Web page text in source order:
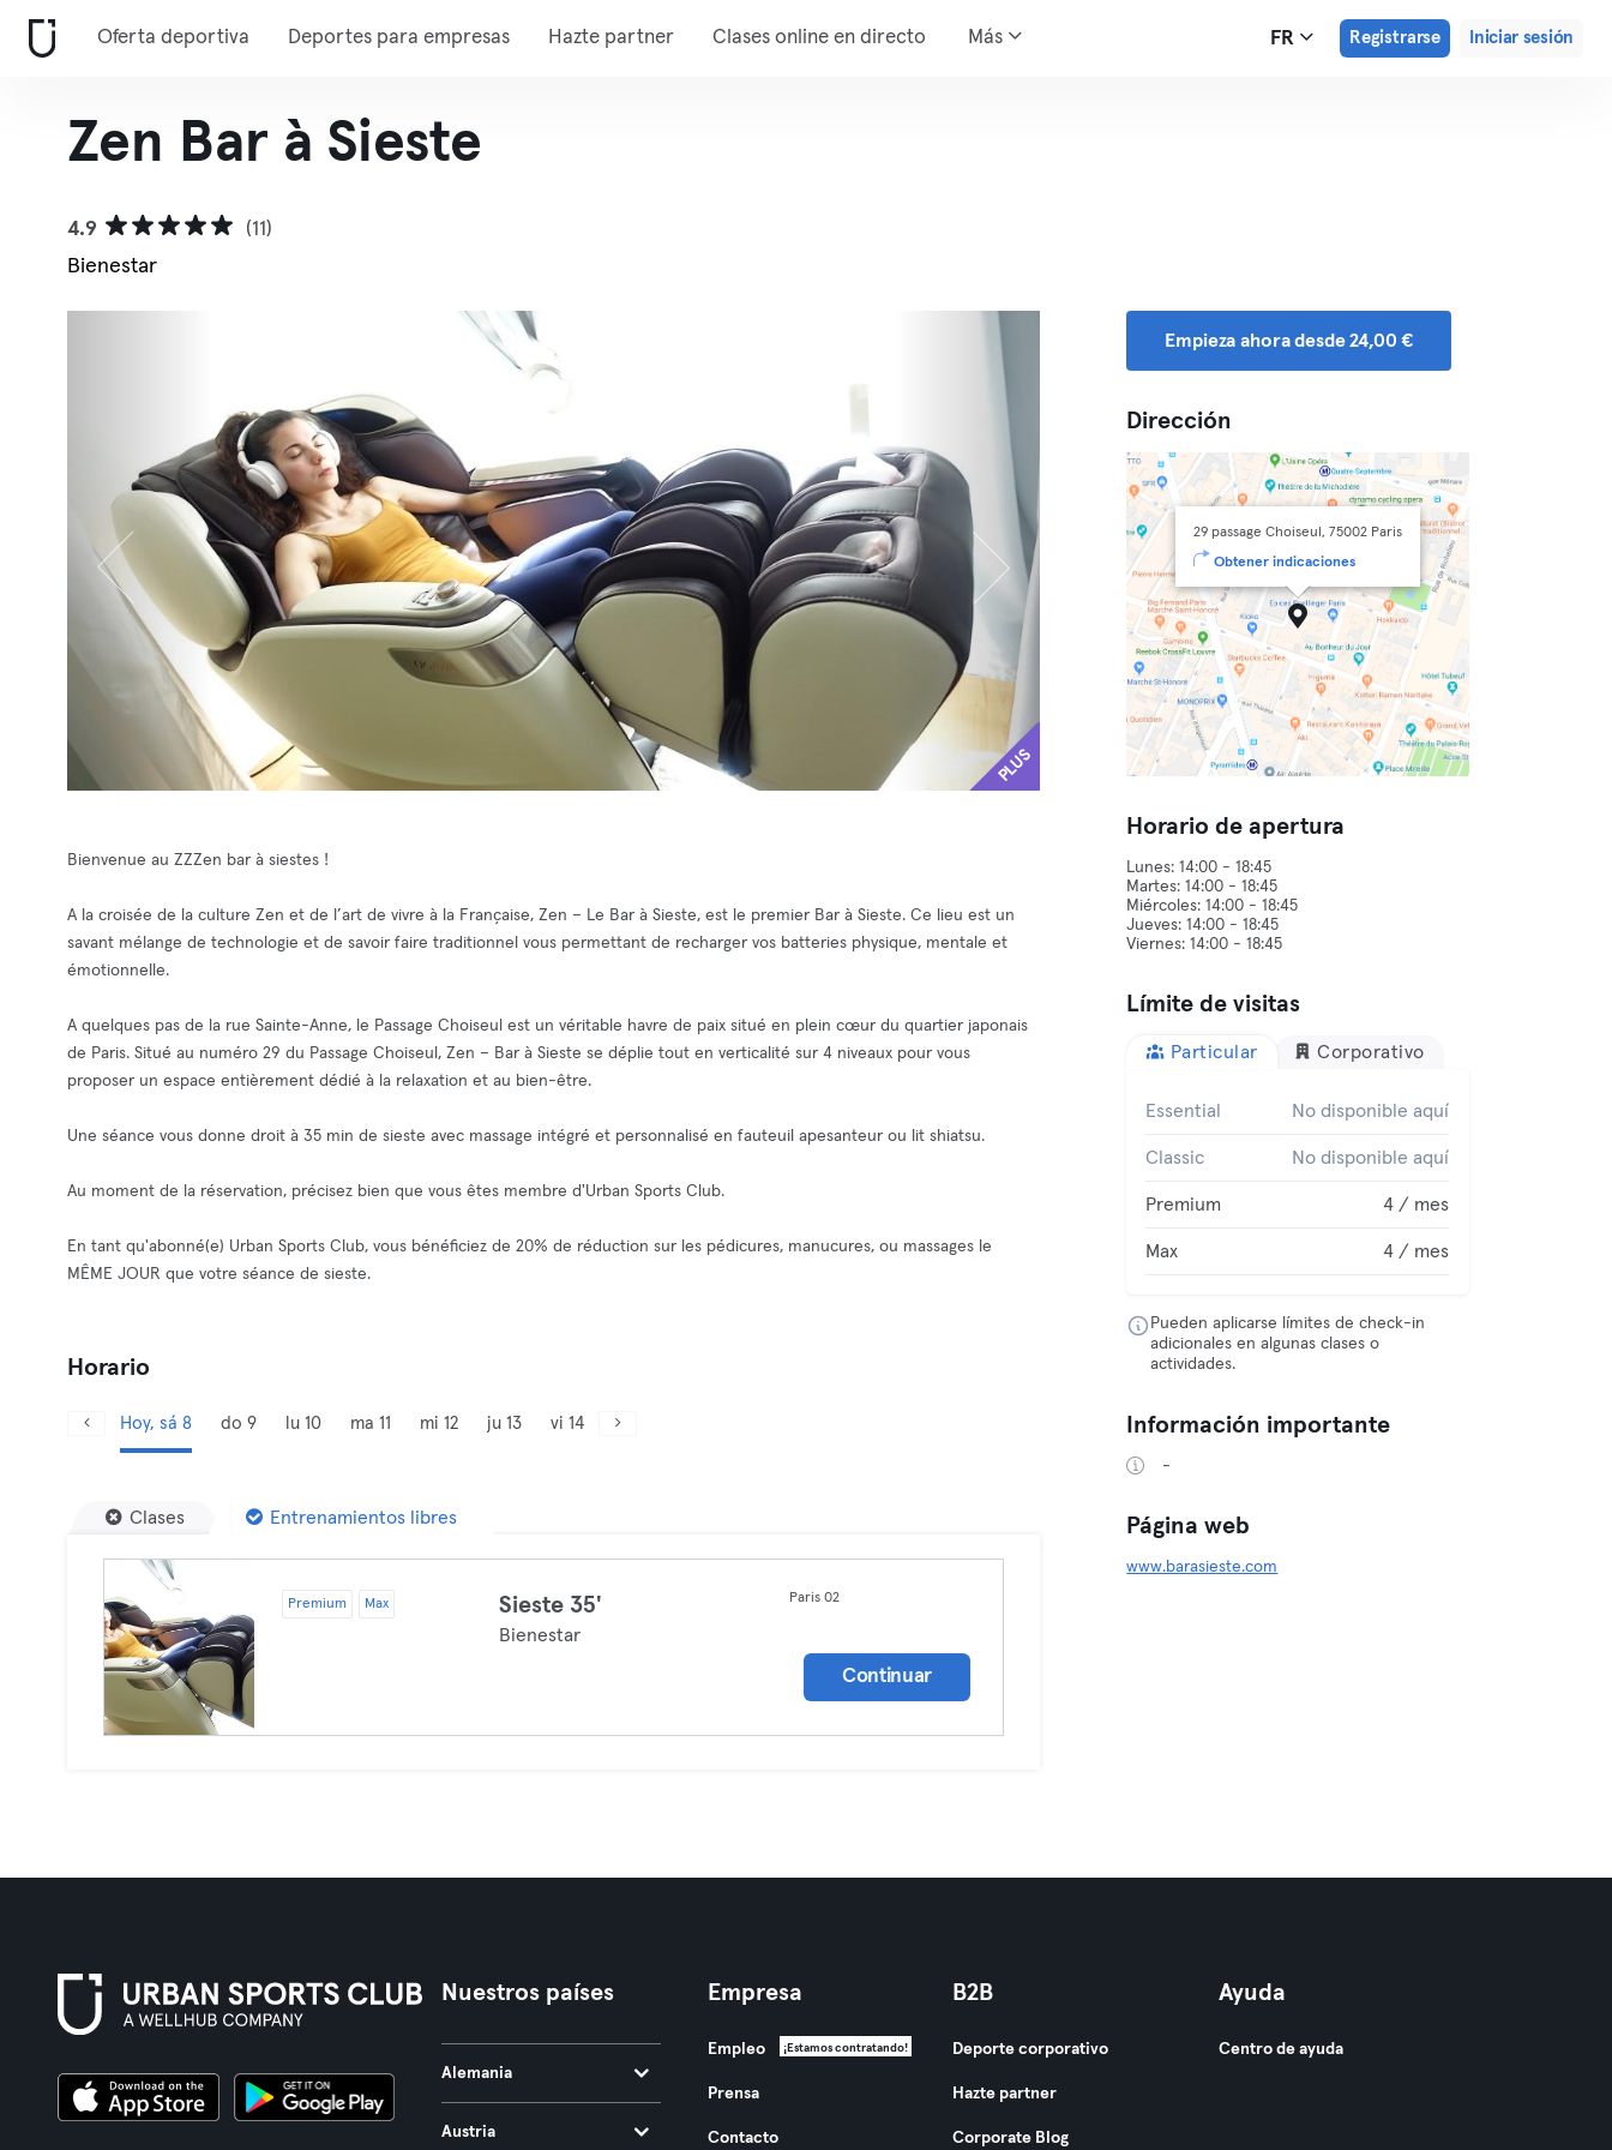
Oferta deportiva Deportes para empresas Hazte partner Clases online en directo Más FR Registrarse Iniciar sesión
Zen Bar à Sieste
4.9
(11)
Bienestar
PLUS
Bienvenue au ZZZen bar à siestes !
A la croisée de la culture Zen et de l’art de vivre à la Française, Zen – Le Bar à Sieste, est le premier Bar à Sieste. Ce lieu est un
savant mélange de technologie et de savoir faire traditionnel vous permettant de recharger vos batteries physique, mentale et
émotionnelle.
A quelques pas de la rue Sainte-Anne, le Passage Choiseul est un véritable havre de paix situé en plein cœur du quartier japonais
de Paris. Situé au numéro 29 du Passage Choiseul, Zen – Bar à Sieste se déplie tout en verticalité sur 4 niveaux pour vous
proposer un espace entièrement dédié à la relaxation et au bien-être.
Une séance vous donne droit à 35 min de sieste avec massage intégré et personnalisé en fauteuil apesanteur ou lit shiatsu.
Au moment de la réservation, précisez bien que vous êtes membre d'Urban Sports Club.
En tant qu'abonné(e) Urban Sports Club, vous bénéficiez de 20% de réduction sur les pédicures, manucures, ou massages le
MÊME JOUR que votre séance de sieste.
Horario
Hoy, sá 8 do 9 lu 10 ma 11 mi 12 ju 13 vi 14
Clases Entrenamientos libres
Premium Max Sieste 35'
Bienestar
Paris 02
Continuar
Empieza ahora desde 24,00 €
Dirección
29 passage Choiseul, 75002 Paris
Obtener indicaciones
Horario de apertura
Lunes: 14:00 - 18:45
Martes: 14:00 - 18:45
Miércoles: 14:00 - 18:45
Jueves: 14:00 - 18:45
Límite de visitas
Particular Corporativo
Essential No disponible aquí
Classic No disponible aquí
Premium 4 / mes
Max 4 / mes
Pueden aplicarse límites de check-in
adicionales en algunas clases o
actividades.
Información importante
-
Página web
www.barasieste.com
Nuestros países
Alemania
Austria
Empresa
Empleo ¡Estamos contratando!
Prensa
Contacto
B2B
Deporte corporativo
Hazte partner
Corporate Blog
Ayuda
Centro de ayuda